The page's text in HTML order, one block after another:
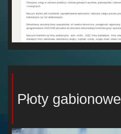
Płoty gabionowe